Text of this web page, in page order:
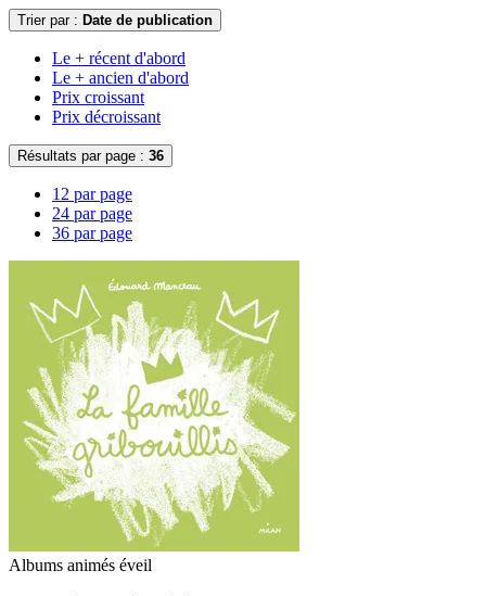
Trier par : Date de publication
Le + récent d'abord
Le + ancien d'abord
Prix croissant
Prix décroissant
Résultats par page : 36
12 par page
24 par page
36 par page
Albums animés éveil